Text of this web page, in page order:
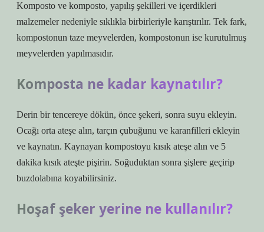
Komposto ve komposto, yapılış şekilleri ve içerdikleri
malzemeler nedeniyle sıklıkla birbirleriyle karıştırılır. Tek fark,
kompostonun taze meyvelerden, kompostonun ise kurutulmuş
meyvelerden yapılmasıdır.
Komposta ne kadar kaynatılır?
Derin bir tencereye dökün, önce şekeri, sonra suyu ekleyin.
Ocağı orta ateşe alın, tarçın çubuğunu ve karanfilleri ekleyin
ve kaynatın. Kaynayan kompostoyu kısık ateşe alın ve 5
dakika kısık ateşte pişirin. Soğuduktan sonra şişlere geçirip
buzdolabına koyabilirsiniz.
Hoşaf şeker yerine ne kullanılır?